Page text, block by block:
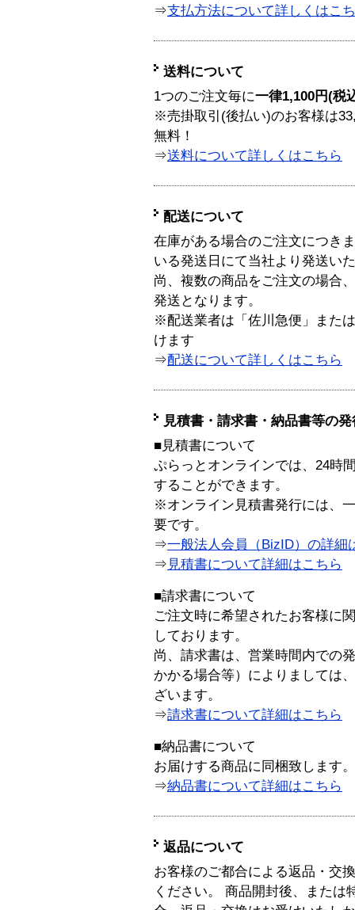
⇒支払方法について詳しくはこ
送料について
1つのご注文毎に一律1,100円(税
※売掛取引(後払い)のお客様は
無料！
⇒送料について詳しくはこちら
配送について
在庫がある場合のご注文につき
いる発送日にて当社より発送い
尚、複数の商品をご注文の場合
発送となります。
※配送業者は「佐川急便」また
けます
⇒配送について詳しくはこちら
見積書・請求書・納品書等の
■見積書について
ぷらっとオンラインでは、24時
することができます。
※オンライン見積書発行には、
要です。
⇒一般法人会員（BizID）の詳細
⇒ 見積書について詳細はこちら
■請求書について
ご注文時に希望されたお客様に
しております。
尚、請求書は、営業時間内での
かかる場合等）によりましては
ざいます。
⇒請求書について詳細はこちら
■納品書について
お届けする商品に同梱致します。
⇒納品書について詳細はこちら
返品について
お客様のご都合による返品・交
ください。 商品開封後、または